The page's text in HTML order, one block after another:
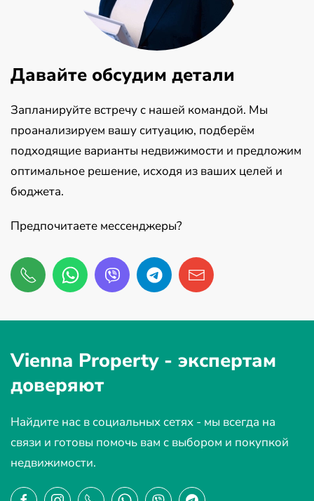
Давайте обсудим детали
Запланируйте встречу с нашей командой. Мы
проанализируем вашу ситуацию, подберём
подходящие варианты недвижимости и предложим
оптимальное решение, исходя из ваших целей и
бюджета.
Предпочитаете мессенджеры?
Vienna Property - экспертам
доверяют
Найдите нас в социальных сетях - мы всегда на
связи и готовы помочь вам с выбором и покупкой
недвижимости.